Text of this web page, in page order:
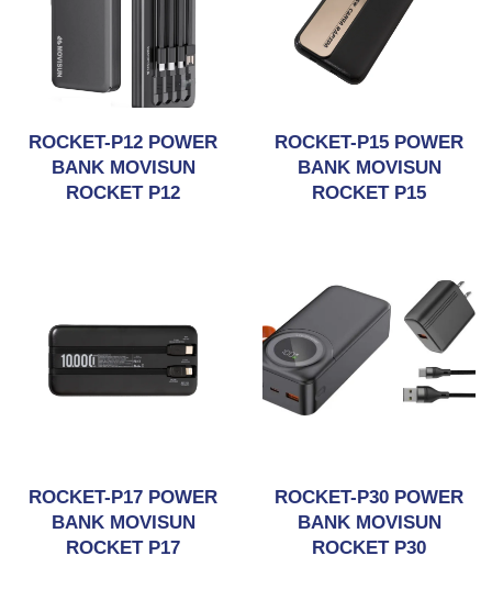
ROCKET-P12 POWER
BANK MOVISUN
ROCKET P12
ROCKET-P15 POWER
BANK MOVISUN
ROCKET P15
ROCKET-P17 POWER
BANK MOVISUN
ROCKET P17
ROCKET-P30 POWER
BANK MOVISUN
ROCKET P30